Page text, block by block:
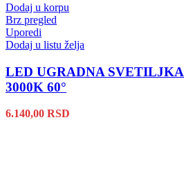
Dodaj u korpu
Brz pregled
Uporedi
Dodaj u listu želja
LED UGRADNA SVETILJKA
3000K 60°
6.140,00 RSD